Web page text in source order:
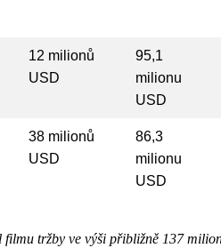
12 milionů
USD
95,1
milionu
USD
38 milionů
USD
86,3
milionu
USD
tržby ve výši přibližně 137